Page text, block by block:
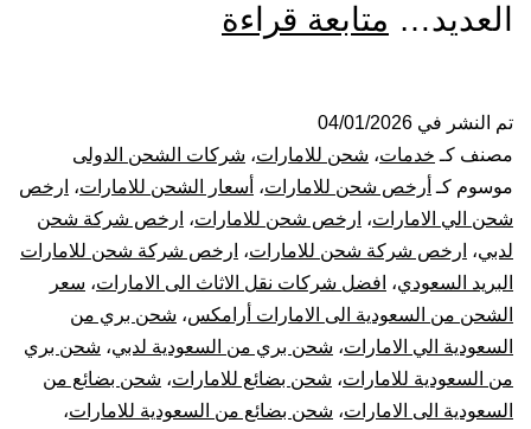
العديد… متابعة قراءة
السعودية
الي
الامارات
|
أفضل
تم النشر في 04/01/2026
مصنف كـ خدمات، شحن للامارات، شركات الشحن الدولى
موسوم كـ أرخص شحن للامارات، أسعار الشحن للامارات، ارخص
شحن الي الامارات، ارخص شحن للامارات، ارخص شركة شحن
لدبي، ارخص شركة شحن للامارات، ارخص شركة شحن للامارات
البريد السعودي، افضل شركات نقل الاثاث الى الامارات، سعر
الشحن من السعودية الى الامارات أرامكس، شحن بري من
السعودية الي الامارات، شحن بري من السعودية لدبي، شحن بري
من السعودية للامارات، شحن بضائع للامارات، شحن بضائع من
السعودية الى الامارات، شحن بضائع من السعودية للامارات،